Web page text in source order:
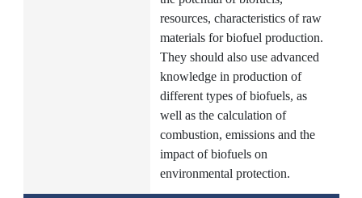
resources, characteristics of raw
materials for biofuel production.
They should also use advanced
knowledge in production of
different types of biofuels, as
well as the calculation of
combustion, emissions and the
impact of biofuels on
environmental protection.